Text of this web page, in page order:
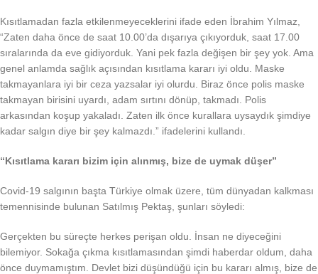
Kısıtlamadan fazla etkilenmeyeceklerini ifade eden İbrahim Yılmaz,
“Zaten daha önce de saat 10.00’da dışarıya çıkıyorduk, saat 17.00
sıralarında da eve gidiyorduk. Yani pek fazla değişen bir şey yok. Ama
genel anlamda sağlık açısından kısıtlama kararı iyi oldu. Maske
takmayanlara iyi bir ceza yazsalar iyi olurdu. Biraz önce polis maske
takmayan birisini uyardı, adam sırtını dönüp, takmadı. Polis
arkasından koşup yakaladı. Zaten ilk önce kurallara uysaydık şimdiye
kadar salgın diye bir şey kalmazdı.” ifadelerini kullandı.
“Kısıtlama kararı bizim için alınmış, bize de uymak düşer”
Covid-19 salgının başta Türkiye olmak üzere, tüm dünyadan kalkması
temennisinde bulunan Satılmış Pektaş, şunları söyledi:
Gerçekten bu süreçte herkes perişan oldu. İnsan ne diyeceğini
bilemiyor. Sokağa çıkma kısıtlamasından şimdi haberdar oldum, daha
önce duymamıştım. Devlet bizi düşündüğü için bu kararı almış, bize de